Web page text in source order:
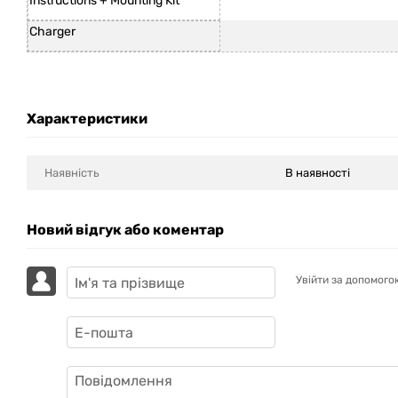
Charger
Характеристики
Наявність В наявності
Новий відгук або коментар
Увійти за